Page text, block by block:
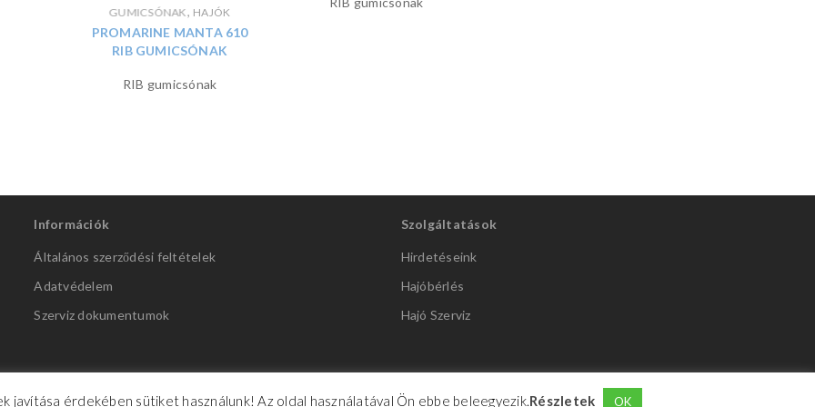
GUMICSÓNAK, HAJÓK
PROMARINE MANTA 610
RIB GUMICSÓNAK
RIB gumicsónak
Információk
Általános szerződési feltételek
Adatvédelem
Szerviz dokumentumok
Szolgáltatások
Hirdetéseink
Hajóbérlés
Hajó Szerviz
javítása érdekében sütiket használunk! Az oldal használatával Ön ebbe beleegyezik.Részletek OK